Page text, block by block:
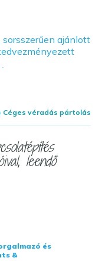
Céges véradás pártolás
leendő
és
&